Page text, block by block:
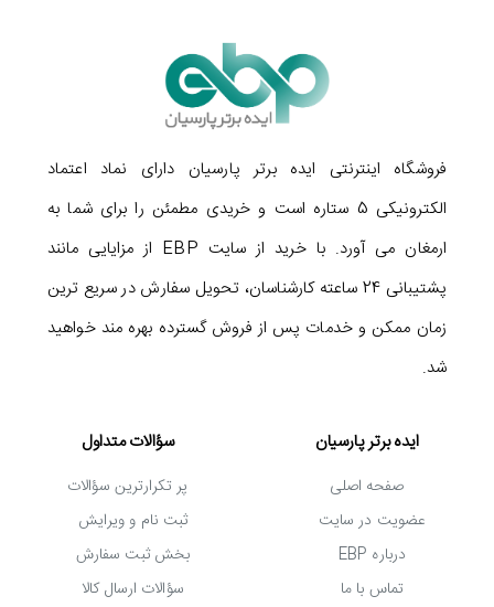
فروشگاه اینترنتی ایده برتر پارسیان دارای نماد اعتماد
الکترونیکی 5 ستاره است و خریدی مطمئن را برای شما به
ارمغان می آورد. با خرید از سایت EBP از مزایایی مانند
پشتیبانی 24 ساعته کارشناسان، تحویل سفارش در سریع ترین
زمان ممکن و خدمات پس از فروش گسترده بهره مند خواهید
شد.
ایده برتر پارسیان
صفحه اصلی
عضویت در سایت
درباره EBP
تماس با ما
سؤالات متداول
پر تکرارترین سؤالات
ثبت نام و ویرایش
بخش ثبت سفارش
سؤالات ارسال کالا